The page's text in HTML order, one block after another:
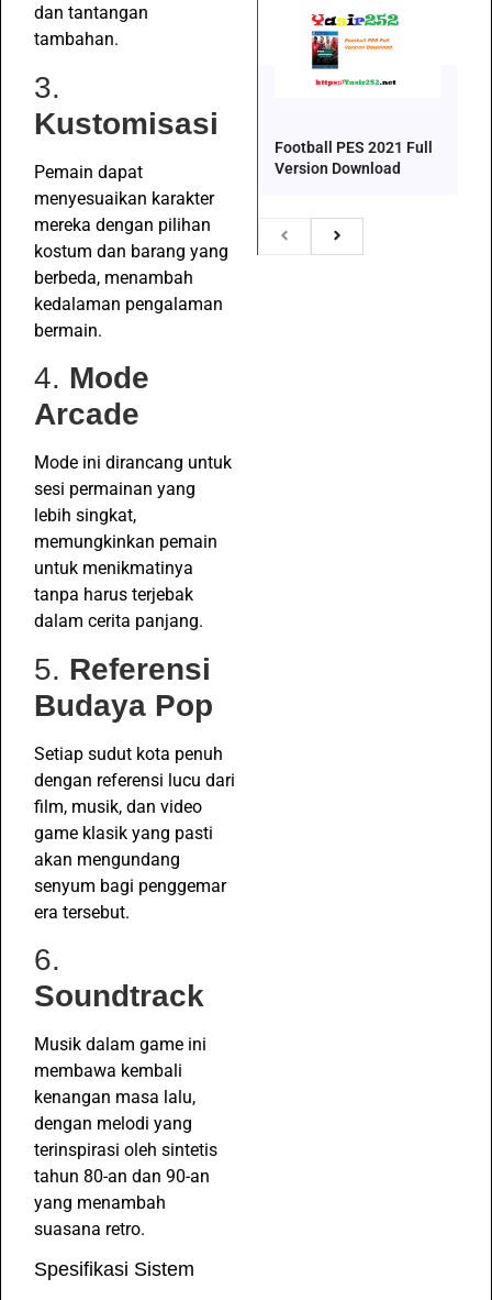
dan tantangan
tambahan.
3.
Kustomisasi
Pemain dapat
menyesuaikan karakter
mereka dengan pilihan
kostum dan barang yang
berbeda, menambah
kedalaman pengalaman
bermain.
4. Mode
Arcade
Mode ini dirancang untuk
sesi permainan yang
lebih singkat,
memungkinkan pemain
untuk menikmatinya
tanpa harus terjebak
dalam cerita panjang.
5. Referensi
Budaya Pop
Setiap sudut kota penuh
dengan referensi lucu dari
film, musik, dan video
game klasik yang pasti
akan mengundang
senyum bagi penggemar
era tersebut.
6.
Soundtrack
Musik dalam game ini
membawa kembali
kenangan masa lalu,
dengan melodi yang
terinspirasi oleh sintetis
tahun 80-an dan 90-an
yang menambah
suasana retro.
Spesifikasi Sistem
Football PES 2021 Full
Version Download